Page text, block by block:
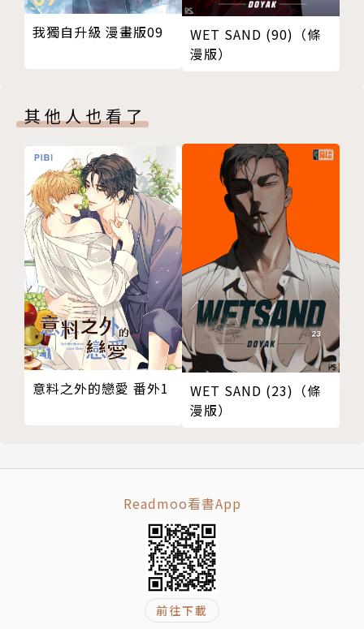
我獨自升級 漫畫版09
WET SAND (90)（條
漫版）
其他人也看了
意料之外的戀愛 番外1
WET SAND (23)（條
漫版）
Readmoo看書App
前往下載